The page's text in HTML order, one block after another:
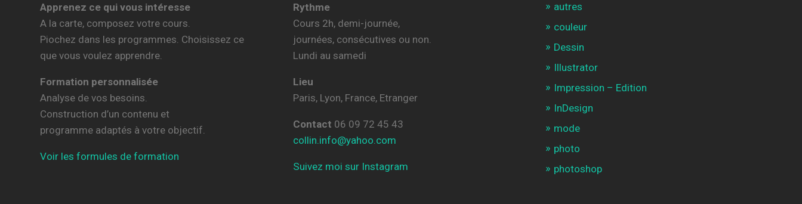
Apprenez ce qui vous intéresse
A la carte, composez votre cours.
Piochez dans les programmes. Choisissez ce
que vous voulez apprendre.
Formation personnalisée
Analyse de vos besoins.
Construction d’un contenu et
programme adaptés à votre objectif.
Voir les formules de formation
Rythme
Cours 2h, demi-journée,
journées, consécutives ou non.
Lundi au samedi
Lieu
Paris, Lyon, France, Etranger
Contact 06 09 72 45 43
collin.info@yahoo.com
Suivez moi sur Instagram
autres
couleur
Dessin
Illustrator
Impression – Edition
InDesign
mode
photo
photoshop